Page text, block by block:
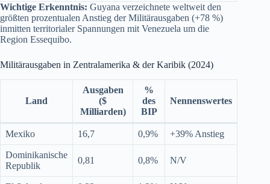
Wichtige Erkenntnis: Guyana verzeichnete weltweit den
größten prozentualen Anstieg der Militärausgaben (+78 %)
inmitten territorialer Spannungen mit Venezuela um die
Region Essequibo.
Militärausgaben in Zentralamerika & der Karibik (2024)
Land
Ausgaben
($
Milliarden)
%
des
BIP
Nennenswertes
Mexiko 16,7 0,9% +39% Anstieg
Dominikanische
Republik
0,81 0,8% N/V